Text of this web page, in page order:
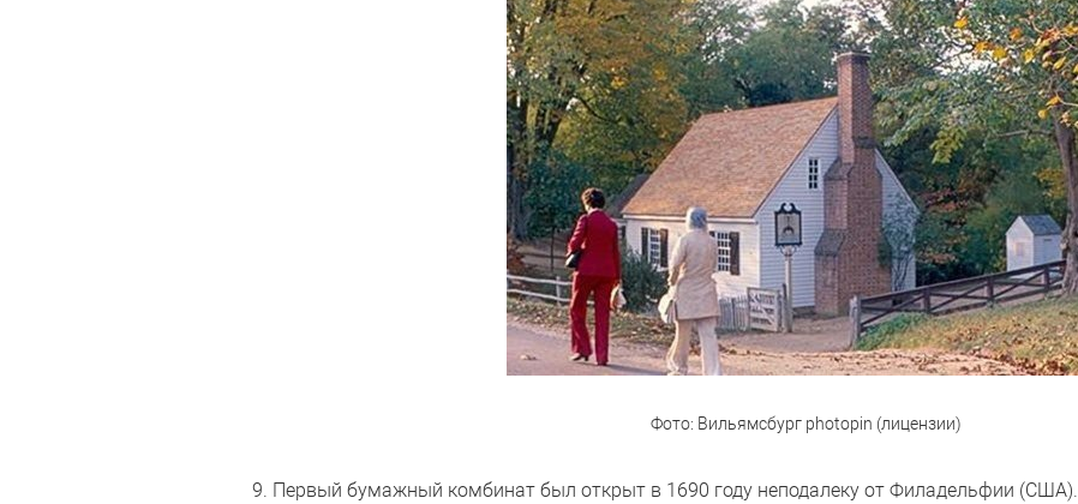
Фото: Вильямсбург photopin (лицензии)
9. Первый бумажный комбинат был открыт в 1690 году неподалеку от Филадельфии (США).